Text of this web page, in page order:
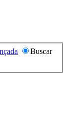
Buscar